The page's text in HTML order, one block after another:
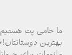
ما حامی پت
بهترین